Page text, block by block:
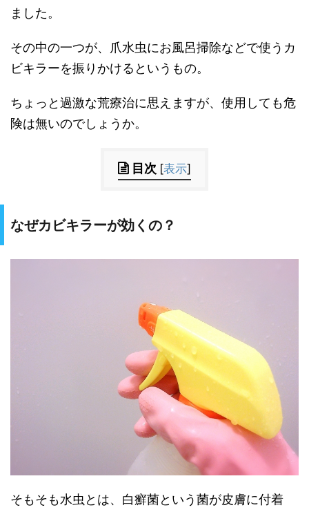
ました。
その中の一つが、爪水虫にお風呂掃除などで使うカ
ビキラーを振りかけるというもの。
ちょっと過激な荒療治に思えますが、使用しても危
険は無いのでしょうか。
目次 [表示]
なぜカビキラーが効くの？
そもそも水虫とは、白癬菌という菌が皮膚に付着